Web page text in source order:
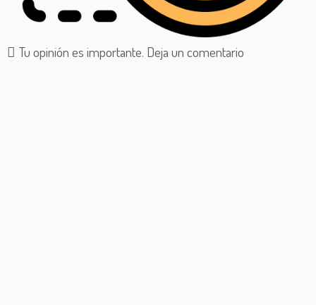
Tu opinión es importante. Deja un comentario